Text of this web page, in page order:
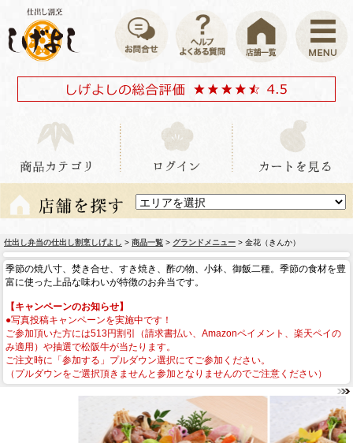
仕出し弁当の仕出し割烹しげよし > 商品一覧 > グランドメニュー > 金花（きんか）
季節の焼八寸、焚き合せ、すき焼き、酢の物、小鉢、御飯二種。季節の食材を豊
富に使った上品な味わいが特徴のお弁当です。
【キャンペーンのお知らせ】
●写真投稿キャンペーンを実施中です！
ご参加頂いた方には513円割引（請求書払い、Amazonペイメント、楽天ペイの
み適用）や抽選で松阪牛が当たります。
ご注文時に「参加する」プルダウン選択にてご参加ください。
（プルダウンをご選択頂きませんと参加となりませんのでご注意ください）